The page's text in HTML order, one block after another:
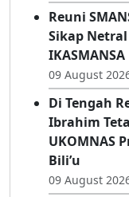
Reuni
Sikap
IKASMANSA
09 August
Di Tengah
Ibrahim
UKOMNAS
Bili’u
09 August